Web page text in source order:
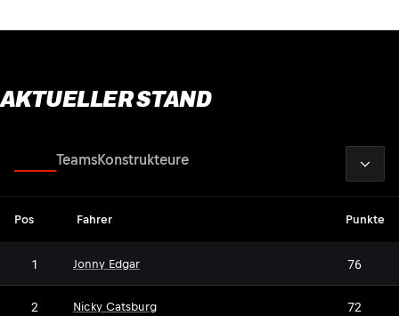
AKTUELLER STAND
TeamsKonstrukteure
Pos Fahrer Punkte
1 Jonny Edgar 76
2 Nicky Catsburg 72